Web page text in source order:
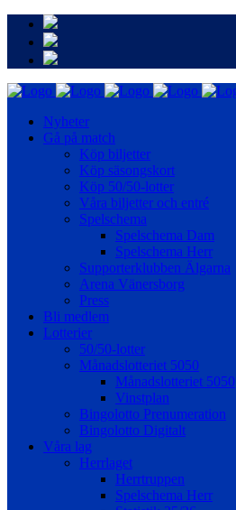
Nyheter
Gå på match
Köp biljetter
Köp säsongskort
Köp 50/50-lotter
Våra biljetter och entré
Spelschema
Spelschema Dam
Spelschema Herr
Supporterklubben Älgarna
Arena Vänersborg
Press
Bli medlem
Lotterier
50/50-lotter
Månadslotteriet 5050
Månadslotteriet 5050
Vinstplan
Bingolotto Prenumeration
Bingolotto Digitalt
Våra lag
Herrlaget
Herrtruppen
Spelschema Herr